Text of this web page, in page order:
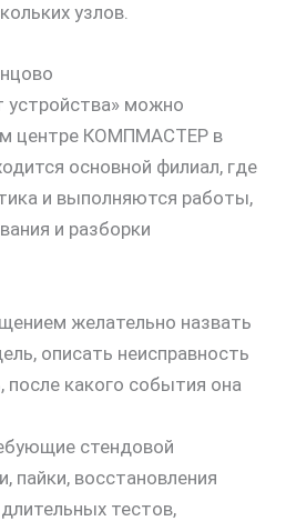
узлов.
устройства» можно
центре КОМПМАСТЕР в
основной филиал, где
и выполняются работы,
и разборки
желательно назвать
описать неисправность
после какого события она
стендовой
пайки, восстановления
тестов,